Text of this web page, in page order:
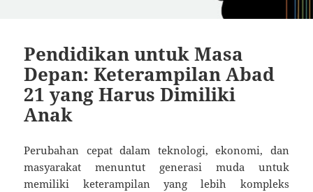
Pendidikan untuk Masa
Depan: Keterampilan Abad
21 yang Harus Dimiliki
Anak
Perubahan cepat dalam teknologi, ekonomi, dan
masyarakat menuntut generasi muda untuk
memiliki keterampilan yang lebih kompleks